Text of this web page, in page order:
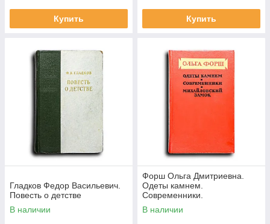
Купить Купить
Гладков Федор Васильевич.
Повесть о детстве
В наличии
Форш Ольга Дмитриевна.
Одеты камнем.
Современники.
Михайловский замок
В наличии